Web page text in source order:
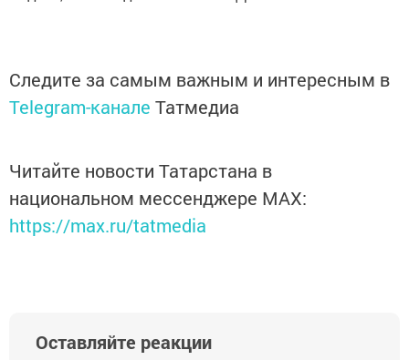
Следите за самым важным и интересным в
Telegram-канале Татмедиа
Читайте новости Татарстана в
национальном мессенджере MАХ:
https://max.ru/tatmedia
Оставляйте реакции